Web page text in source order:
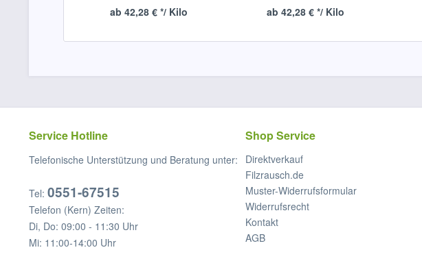
ab 42,28 € */ Kilo ab 42,28 € */ Kilo
Service Hotline
Telefonische Unterstützung und Beratung unter:
Tel: 0551-67515
Telefon (Kern) Zeiten:
Di, Do: 09:00 - 11:30 Uhr
Mi: 11:00-14:00 Uhr
Shop Service
Direktverkauf
Filzrausch.de
Muster-Widerrufsformular
Widerrufsrecht
Kontakt
AGB